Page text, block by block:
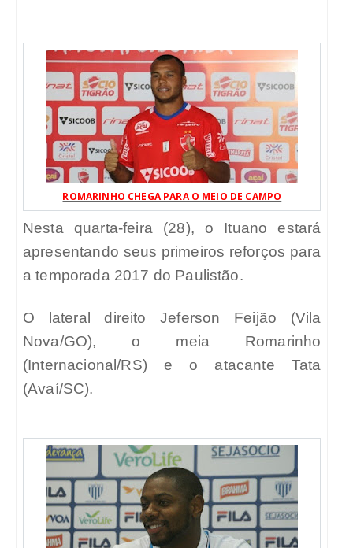
ROMARINHO CHEGA PARA O MEIO DE CAMPO
Nesta quarta-feira (28), o Ituano estará
apresentando seus primeiros reforços para
a temporada 2017 do Paulistão.
O lateral direito Jeferson Feijão (Vila
Nova/GO), o meia Romarinho
(Internacional/RS) e o atacante Tata
(Avaí/SC).